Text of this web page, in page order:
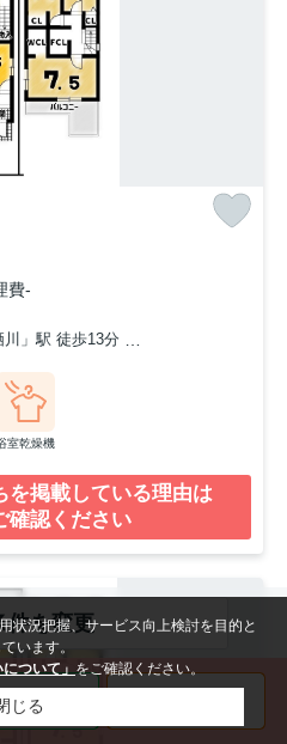
費-
」駅 徒歩13分
室乾燥機
を掲載している理由は
確認ください
件を変更
状況把握、サービス向上検討を目的と
います。
について」をご確認ください。
じる